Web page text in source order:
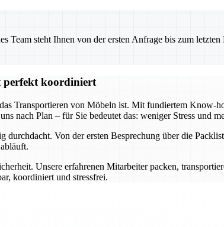
Team steht Ihnen von der ersten Anfrage bis zum
perfekt koordiniert
Transportieren von Möbeln ist. Mit fundiertem Know-
nach Plan – für Sie bedeutet das: weniger Stress und
Von der ersten Besprechung über die
Unsere erfahrenen Mitarbeiter packen,
koordiniert und stressfrei.